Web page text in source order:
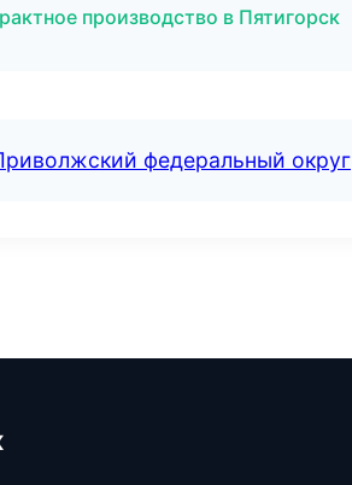
производство в Пятигорск
федеральный округ